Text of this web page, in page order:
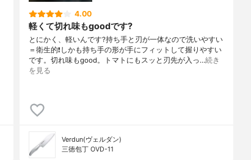
4.00
軽くて切れ味もgoodです?
とにかく、軽いんです?持ち手と刃が一体なので洗いやすい
＝衛生的❗️しかも持ち手の形が手にフィットして握りやすい
です。切れ味もgood。トマトにもスッと刃先が入っ…続き
を見る
Verdun(ヴェルダン)
三徳包丁 OVD-11